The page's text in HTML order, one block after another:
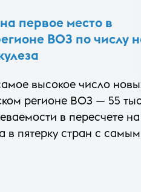
первое место в
ВОЗ по числу
высокое число
регионе ВОЗ — 55
в пересчете
в пятерку стран с